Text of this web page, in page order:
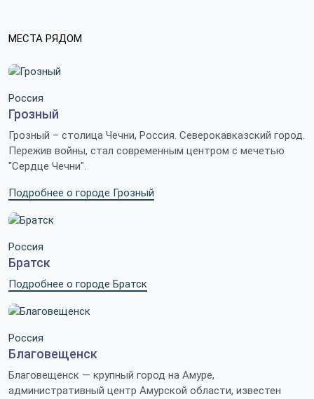
МЕСТА РЯДОМ
Россия
Грозный
Грозный – столица Чечни, Россия. Северокавказский город.
Пережив войны, стал современным центром с мечетью
"Сердце Чечни".
Подробнее о городе Грозный
Россия
Братск
Подробнее о городе Братск
Россия
Благовещенск
Благовещенск — крупный город на Амуре,
административный центр Амурской области, известен